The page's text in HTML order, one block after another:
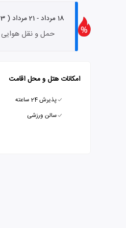
18 مرداد - 21 مرداد ( 3 شب )
حمل و نقل هوایی
امکانات هتل و محل اقامت
پذیرش 24 ساعته
سالن ورزشی